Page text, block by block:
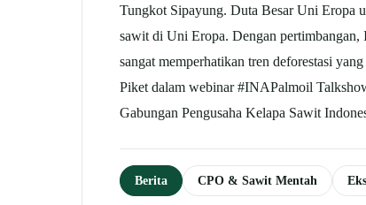
Tungkot Sipayung. Duta Besar Uni Eropa
sawit di Uni Eropa. Dengan pertimbangan,
sangat memperhatikan tren deforestasi
Piket dalam webinar #INAPalmoil
Gabungan Pengusaha Kelapa Sawit
Berita CPO & Sawit Mentah